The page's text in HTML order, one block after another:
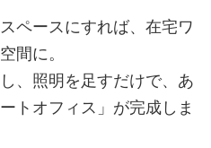
ペースにすれば、在宅ワ
間に。
、照明を足すだけで、あ
トオフィス」が完成しま